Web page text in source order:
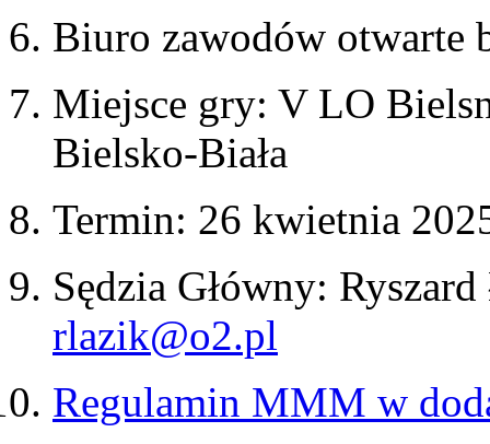
Biuro zawodów otwarte
Miejsce gry: V LO
Bielsko-Biała
Termin: 26 kwietnia
Sędzia Główny:
rlazik@o2.pl
Regulamin MMM w